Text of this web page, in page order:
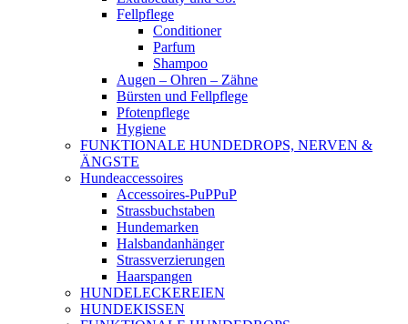
Fellpflege
Conditioner
Parfum
Shampoo
Augen – Ohren – Zähne
Bürsten und Fellpflege
Pfotenpflege
Hygiene
FUNKTIONALE HUNDEDROPS, NERVEN &
ÄNGSTE
Hundeaccessoires
Accessoires-PuPPuP
Strassbuchstaben
Hundemarken
Halsbandanhänger
Strassverzierungen
Haarspangen
HUNDELECKEREIEN
HUNDEKISSEN